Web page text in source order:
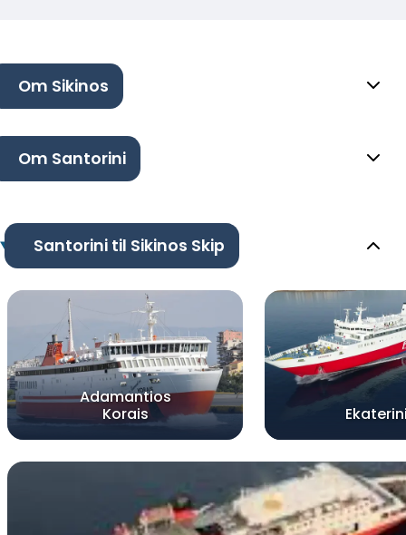
Om Sikinos
Om Santorini
Santorini til Sikinos Skip
Adamantios
Korais